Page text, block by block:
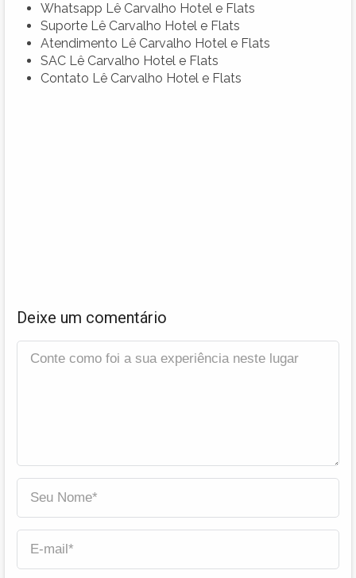
Whatsapp Lê Carvalho Hotel e Flats
Suporte Lê Carvalho Hotel e Flats
Atendimento Lê Carvalho Hotel e Flats
SAC Lê Carvalho Hotel e Flats
Contato Lê Carvalho Hotel e Flats
Deixe um comentário